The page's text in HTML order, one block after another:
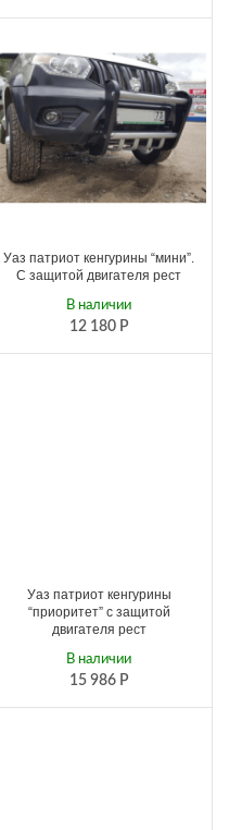
Уаз патриот кенгурины “мини”.
С защитой двигателя рест
12 180 Р
В наличии
Уаз патриот кенгурины
“приоритет” с защитой
двигателя рест
15 986 Р
В наличии